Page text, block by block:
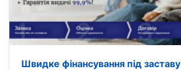
Швидке фінансування під заставу